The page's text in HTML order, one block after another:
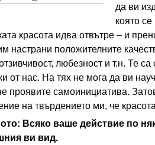
да ви
която
красота идва отвътре – и
настрани положителните
любезност и т.н. Те
от нас. На тях не мога да ви
проявите самоинициатива.
на твърдението ми, че
Всяко ваше действие по
ви вид.